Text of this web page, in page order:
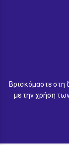
Βρισκόμαστε στη
με την χρήση